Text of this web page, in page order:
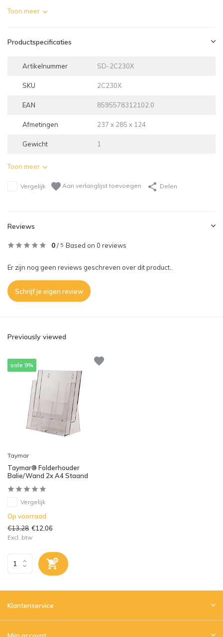
Toon meer
Productspecificaties
Artikelnummer SD-2C230X
SKU 2C230X
EAN 8595578312102.0
Afmetingen 237 x 285 x 124
Gewicht 1
Toon meer
Vergelijk Aan verlanglijst toevoegen Delen
Reviews
0/ 5 Based on 0 reviews
Er zijn nog geen reviews geschreven over dit product..
Schrijf je eigen review
Previously viewed
sale 9%
Taymar
Taymar® Folderhouder
Balie/Wand 2x A4 Staand
Vergelijk
Op voorraad
€13,28 €12,06
Excl. btw
Klantenservice